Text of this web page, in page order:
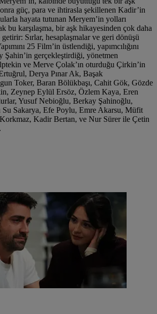
güç, para ve ihtirasla şekillenen Kadir’in
hayata tutunan Meryem’in yolları
bu karşılaşma, bir aşk hikayesinden çok daha
getirir: Sırlar, hesaplaşmalar ve geri dönüşü
25 Film’in üstlendiği, yapımcılığını
Şahin’in gerçekleştirdiği, yönetmen
ve Merve Çolak’ın oturduğu Çirkin’in
Derya Pınar Ak, Başak
Toker, Baran Bölükbaşı, Cahit Gök, Gözde
Zeynep Eylül Ersöz, Özlem Kaya, Eren
Yusuf Nebioğlu, Berkay Şahinoğlu,
Sakarya, Efe Poylu, Emre Akarsu, Müfit
Kadir Bertan, ve Nur Sürer ile Çetin